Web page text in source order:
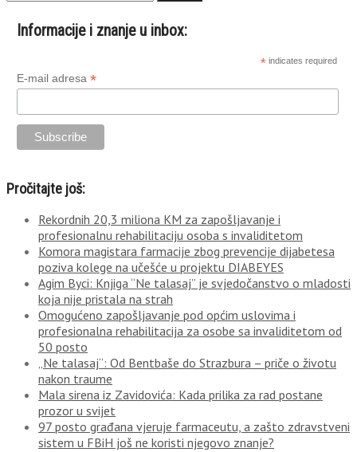
Informacije i znanje u inbox:
* indicates required
E-mail adresa *
Pročitajte još:
Rekordnih 20,3 miliona KM za zapošljavanje i
profesionalnu rehabilitaciju osoba s invaliditetom
Komora magistara farmacije zbog prevencije dijabetesa
poziva kolege na učešće u projektu DIABEYES
Agim Byci: Knjiga “Ne talasaj” je svjedočanstvo o mladosti
koja nije pristala na strah
Omogućeno zapošljavanje pod općim uslovima i
profesionalna rehabilitacija za osobe sa invaliditetom od
50 posto
„Ne talasaj“: Od Bentbaše do Strazbura – priče o životu
nakon traume
Mala sirena iz Zavidovića: Kada prilika za rad postane
prozor u svijet
97 posto građana vjeruje farmaceutu, a zašto zdravstveni
sistem u FBiH još ne koristi njegovo znanje?